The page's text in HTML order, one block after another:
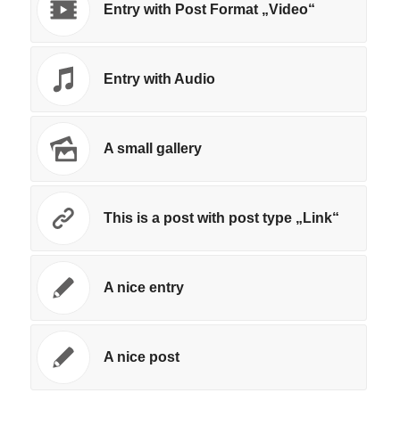
Entry with Post Format „Video“
Entry with Audio
A small gallery
This is a post with post type „Link“
A nice entry
A nice post